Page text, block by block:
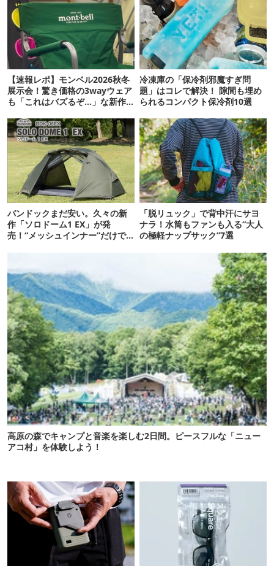
【速報レポ】モンベル2026秋冬
展示会！驚き価格の3wayウェア
も「これはバズるぞ…」な新作
冷凍庫の「保冷剤邪魔すぎ問
題」はコレで解決！ 隙間も埋め
られるコンパクト保冷剤10選
バンドックまだ安い。久々の新
作「ソロドーム1 EX」が発
売！“メッシュインナー”だけで
「脱リュック」で背中汗にサヨ
ナラ！水筒もファンも入る“大人
の極軽ナップサック”7選
高原の森でキャンプと音楽を楽しむ2日間。ピースフルな「ニュー
アコ村」を体験しよう！